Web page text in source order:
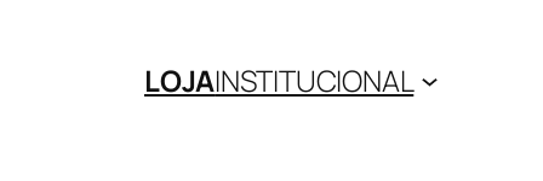
LOJAINSTITUCIONAL